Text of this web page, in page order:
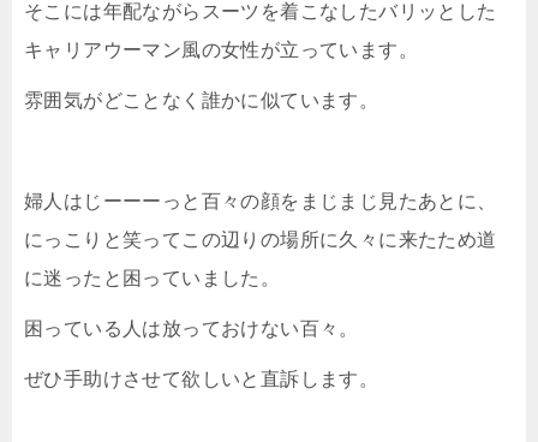
そこには年配ながらスーツを着こなしたバリッとした
キャリアウーマン風の女性が立っています。
雰囲気がどことなく誰かに似ています。
婦人はじーーーっと百々の顔をまじまじ見たあとに、
にっこりと笑ってこの辺りの場所に久々に来たため道
に迷ったと困っていました。
困っている人は放っておけない百々。
ぜひ手助けさせて欲しいと直訴します。